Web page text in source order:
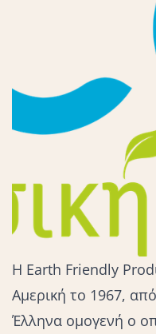
Η Earth Friendly
Αμερική το 1967,
Έλληνα ομογενή ο